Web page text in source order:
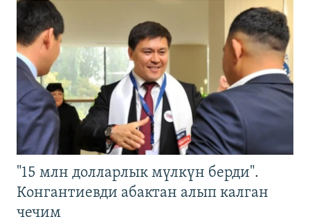
"15 млн долларлык мүлкүн берди".
Конгантиевди абактан алып калган
чечим